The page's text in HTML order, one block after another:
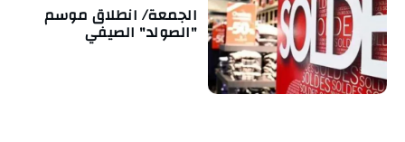
الجمعة/ انطلاق موسم
"الصولد" الصيفي